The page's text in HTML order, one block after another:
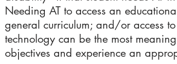
Needing AT to access an
general curriculum; and/or access
technology can be the most
objectives and experience an